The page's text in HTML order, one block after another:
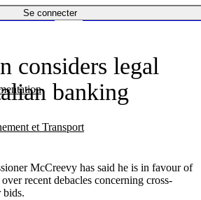
Se connecter
et Transport
Économie
considers legal
banking
McCreevy has said he is in favour of
recent debacles concerning cross-
bids.